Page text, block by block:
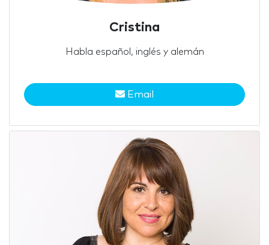
Cristina
Habla español, inglés y alemán
Email